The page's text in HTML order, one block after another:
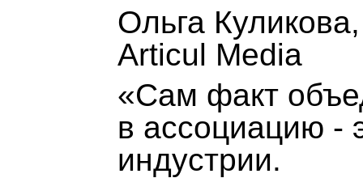
Ольга
Articul Media
«Сам факт
в ассоциацию -
индустрии.